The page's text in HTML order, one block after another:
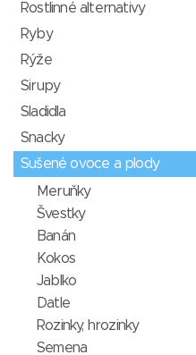
Rostlinné alternativy
Ryby
Rýže
Sirupy
Sladidla
Snacky
Sušené ovoce a plody
Meruňky
Švestky
Banán
Kokos
Jablko
Datle
Rozinky, hrozinky
Semena